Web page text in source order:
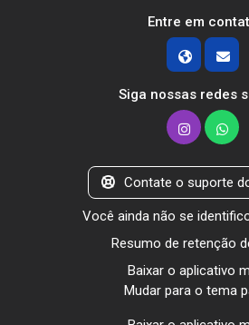
Entre em
Siga nossas redes
Contate o suporte
Você ainda não se
Resumo de retenção
Baixar o aplicativo
Mudar para o tema